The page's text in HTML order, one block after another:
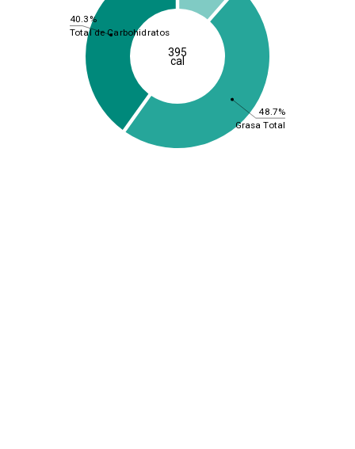
48.7%
40.3%
Grasa Total
Total de Carbohidratos
395
cal